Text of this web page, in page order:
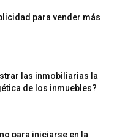
para vender más
las inmobiliarias la
de los inmuebles?
para iniciarse en la